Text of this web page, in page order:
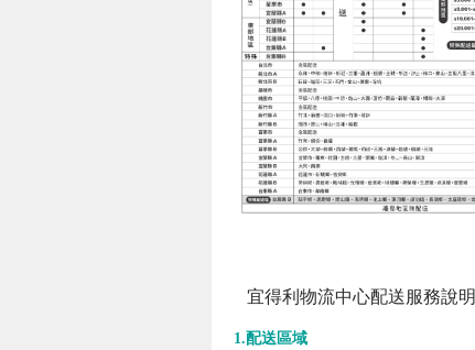
宜得利物流中心配送服務說明
1.配送區域